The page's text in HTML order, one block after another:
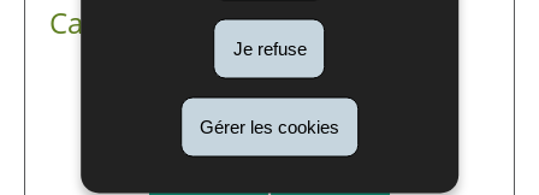
Je refuse
Gérer les cookies
Cartes sur Géoportail